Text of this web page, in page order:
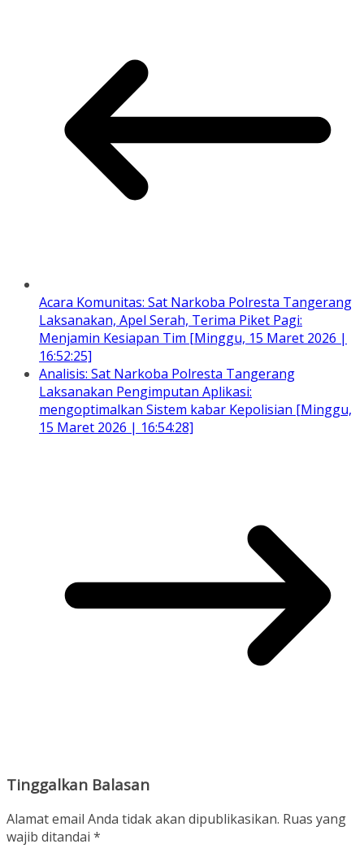
Acara Komunitas: Sat Narkoba Polresta Tangerang
Laksanakan, Apel Serah, Terima Piket Pagi:
Menjamin Kesiapan Tim [Minggu, 15 Maret 2026 |
16:52:25]
Analisis: Sat Narkoba Polresta Tangerang
Laksanakan Pengimputan Aplikasi:
mengoptimalkan Sistem kabar Kepolisian [Minggu,
15 Maret 2026 | 16:54:28]
Tinggalkan Balasan
Alamat email Anda tidak akan dipublikasikan. Ruas yang
wajib ditandai *